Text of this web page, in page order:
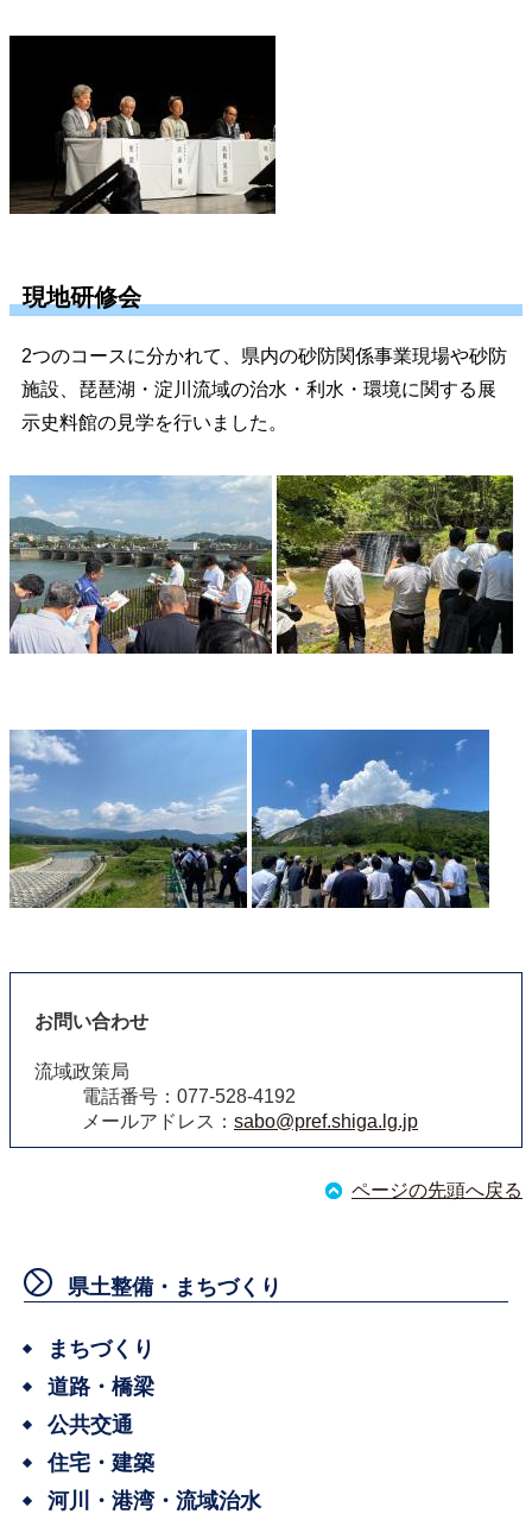
現地研修会
2つのコースに分かれて、県内の砂防関係事業現場や砂防
施設、琵琶湖・淀川流域の治水・利水・環境に関する展
示史料館の見学を行いました。
お問い合わせ
流域政策局
電話番号：077-528-4192
メールアドレス： sabo@pref.shiga.lg.jp
ページの先頭へ戻る
県土整備・まちづくり
まちづくり
道路・橋梁
公共交通
住宅・建築
河川・港湾・流域治水